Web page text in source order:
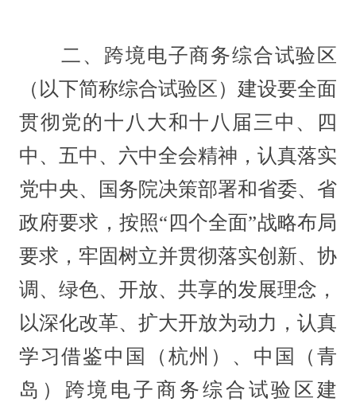
二、跨境电子商务综合试验区
（以下简称综合试验区）建设要全面
贯彻党的十八大和十八届三中、四
中、五中、六中全会精神，认真落实
党中央、国务院决策部署和省委、省
政府要求，按照“四个全面”战略布局
要求，牢固树立并贯彻落实创新、协
调、绿色、开放、共享的发展理念，
以深化改革、扩大开放为动力，认真
学习借鉴中国（杭州）、中国（青
岛）跨境电子商务综合试验区建